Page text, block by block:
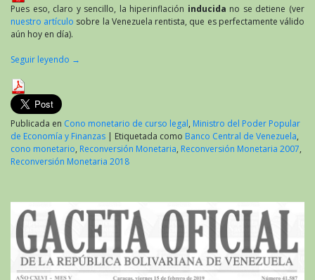
Pues eso, claro y sencillo, la hiperinflación inducida no se detiene (ver
nuestro artículo sobre la Venezuela rentista, que es perfectamente válido
aún hoy en día).
Seguir leyendo →
Publicada en Cono monetario de curso legal, Ministro del Poder Popular
de Economía y Finanzas | Etiquetada como Banco Central de Venezuela,
cono monetario, Reconversión Monetaria, Reconversión Monetaria 2007,
Reconversión Monetaria 2018